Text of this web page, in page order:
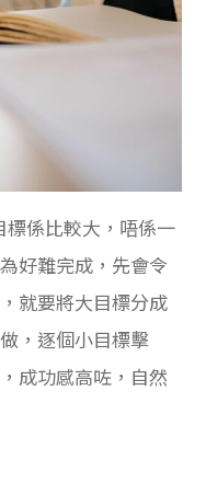
標係比較大，唔係一
好難完成，先會令
就要將大目標分成
，逐個小目標擊
成功感高咗，自然